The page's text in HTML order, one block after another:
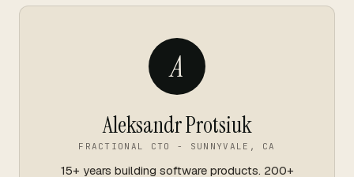
A
Aleksandr Protsiuk
FRACTIONAL CTO - SUNNYVALE, CA
15+ years building software products. 200+